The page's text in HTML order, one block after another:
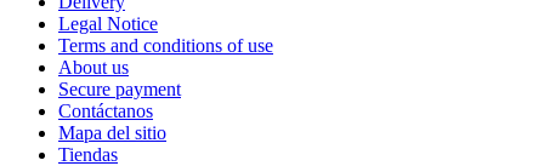
Legal Notice
Terms and conditions of use
About us
Secure payment
Contáctanos
Mapa del sitio
Tiendas